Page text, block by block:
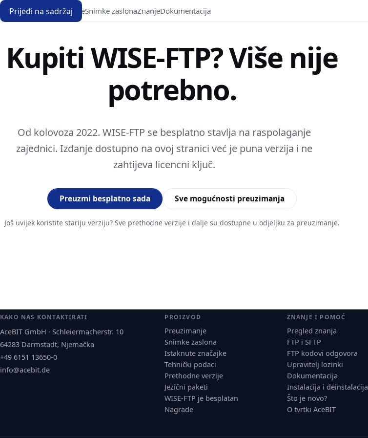
Prijeđi na sadržaj
PreuzimanjeSnimke zaslonaZnanjeDokumentacija
Kupiti WISE-FTP? Više nije
potrebno.
Od kolovoza 2022. WISE-FTP se besplatno stavlja na raspolaganje
zajednici. Izdanje dostupno na ovoj stranici već je puna verzija i ne
zahtijeva licencni ključ.
Preuzmi besplatno sada Sve mogućnosti preuzimanja
Još uvijek koristite stariju verziju? Sve prethodne verzije i dalje su dostupne u odjeljku za preuzimanje.
KAKO NAS KONTAKTIRATI
AceBIT GmbH · Schleiermacherstr. 10
64283 Darmstadt, Njemačka
+49 6151 13650-0
info@acebit.de
PROIZVOD
Preuzimanje
Snimke zaslona
Istaknute značajke
Tehnički podaci
Prethodne verzije
Jezični paketi
WISE-FTP je besplatan
Nagrade
ZNANJE I POMOĆ
Pregled znanja
FTP i SFTP
FTP kodovi odgovora
Upravitelj lozinki
Dokumentacija
Instalacija i deinstalacija
Što je novo?
O tvrtki AceBIT